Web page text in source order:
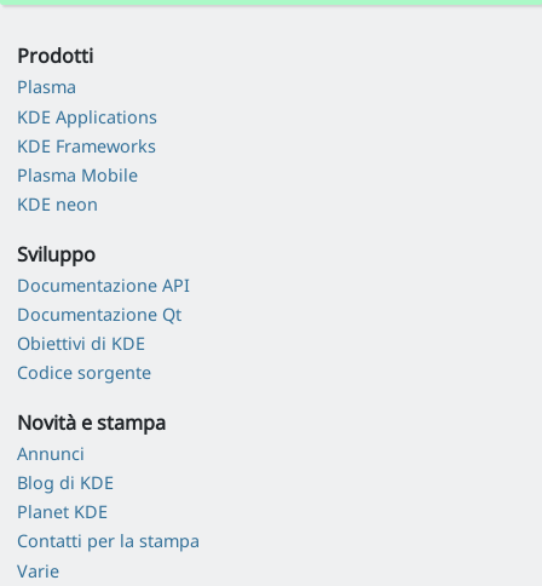
Prodotti
Plasma
KDE Applications
KDE Frameworks
Plasma Mobile
KDE neon
Sviluppo
Documentazione API
Documentazione Qt
Obiettivi di KDE
Codice sorgente
Novità e stampa
Annunci
Blog di KDE
Planet KDE
Contatti per la stampa
Varie